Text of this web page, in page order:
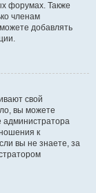
форумах. Также
членам
добавлять
свой
вы можете
администратора
к
вы не знаете, за